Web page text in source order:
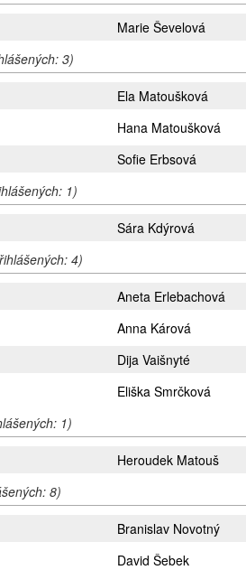
Marie Ševelová
3)
Ela Matoušková
Hana Matoušková
Sofie Erbsová
1)
Sára Kdýrová
4)
Aneta Erlebachová
Anna Kárová
Dija Vaišnyté
Eliška Smrčková
1)
Heroudek Matouš
8)
Branislav Novotný
David Šebek